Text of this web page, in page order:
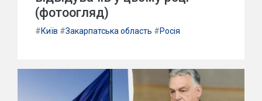
(фотоогляд)
#Київ #Закарпатська область #Росія